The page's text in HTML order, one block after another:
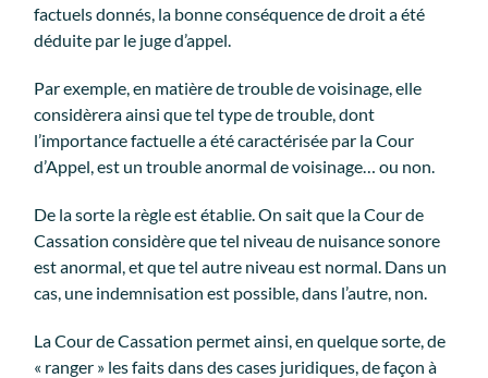
factuels donnés, la bonne conséquence de droit a été
déduite par le juge d’appel.
Par exemple, en matière de trouble de voisinage, elle
considèrera ainsi que tel type de trouble, dont
l’importance factuelle a été caractérisée par la Cour
d’Appel, est un trouble anormal de voisinage… ou non.
De la sorte la règle est établie. On sait que la Cour de
Cassation considère que tel niveau de nuisance sonore
est anormal, et que tel autre niveau est normal. Dans un
cas, une indemnisation est possible, dans l’autre, non.
La Cour de Cassation permet ainsi, en quelque sorte, de
« ranger » les faits dans des cases juridiques, de façon à